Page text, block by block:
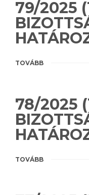
79/2025
TOVÁBB
78/2025
TOVÁBB